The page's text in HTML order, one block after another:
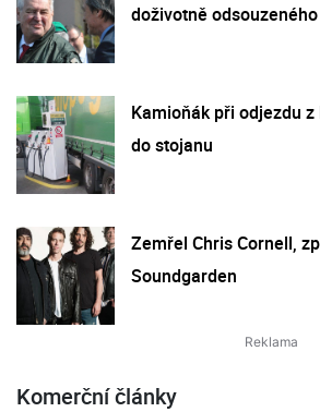
doživotně
Kamioňák při odjezdu
do stojanu
Zemřel Chris Cornell,
Soundgarden
Komerční články